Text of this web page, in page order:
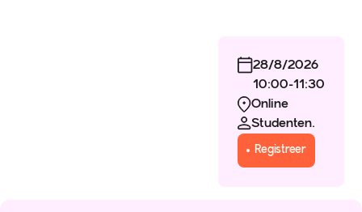
28/8/2026
10:00-11:30
Online
Studenten.
Registreer